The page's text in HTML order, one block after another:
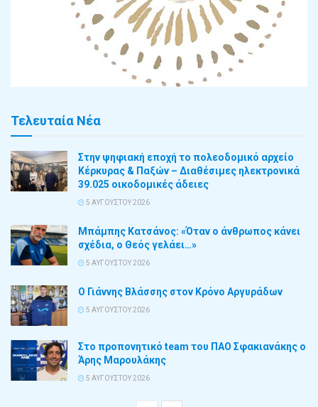
Τελευταία Νέα
Στην ψηφιακή εποχή το πολεοδομικό αρχείο
Κέρκυρας & Παξών – Διαθέσιμες ηλεκτρονικά
39.025 οικοδομικές άδειες
5 ΑΥΓΟΎΣΤΟΥ 2026
Μπάμπης Κατσάνος: «Όταν ο άνθρωπος κάνει
σχέδια, ο Θεός γελάει…»
5 ΑΥΓΟΎΣΤΟΥ 2026
Ο Γιάννης Βλάσσης στον Κρόνο Αργυράδων
5 ΑΥΓΟΎΣΤΟΥ 2026
Στο προπονητικό team του ΠΑΟ Σφακιανάκης ο
Άρης Μαρουλάκης
5 ΑΥΓΟΎΣΤΟΥ 2026